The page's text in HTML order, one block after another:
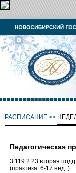
РАСПИСАНИЕ >>
Педагогическая
3.119.2.23 вторая
(практика: 6-17 нед. )